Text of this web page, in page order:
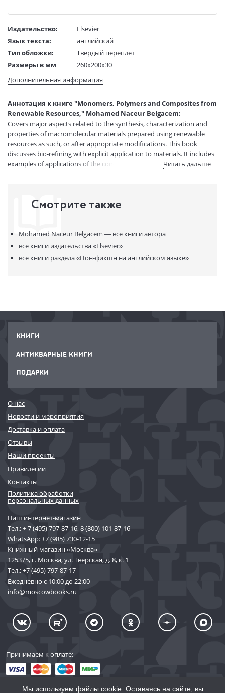
Издательство:
Elsevier
Язык текста:
английский
Тип обложки:
Твердый переплет
Размеры в мм
260x200x30
Вес:
2 гр.
Код товара:
50030064
Артикул:
11517642
ISBN:
9780080453163
В продаже с:
08.04.2021
Дополнительная информация
Аннотация к книге "Monomers, Polymers and Composites from
Renewable Resources," Mohamed Naceur Belgacem:
Covers major aspects related to the synthesis, characterization and
properties of macromolecular materials prepared using renewable
resources as such, or after appropriate modifications. This book
discusses bio-refining with explicit application to materials. It includes
examples of applications of the concept of sustainable development.
Читать дальше…
Смотрите также
Mohamed Naceur Belgacem — все книги автора
все книги издательства«Elsevier»
все книги раздела«Нон-фикшн на английском языке»
КНИГИ
АНТИКВАРНЫЕ КНИГИ
ПОДАРКИ
О нас
Новости и мероприятия
Доставка и оплата
Отзывы
Наши проекты
Привилегии
Контакты
Политика обработки
персональных данных
Наш интернет-магазин
Тел.:+ 7 (495) 797-87-16,8 (800) 101-87-16
WhatsApp:+7 (985) 730-12-15
Книжный магазин «Москва»
125375, г. Москва, ул. Тверская, д. 8, к. 1
Тел.:+7 (495) 797-87-17
Ежедневно с 10:00 до 22:00
info@moscowbooks.ru
Принимаем к оплате:
Мы используем файлы cookie. Оставаясь на сайте, вы